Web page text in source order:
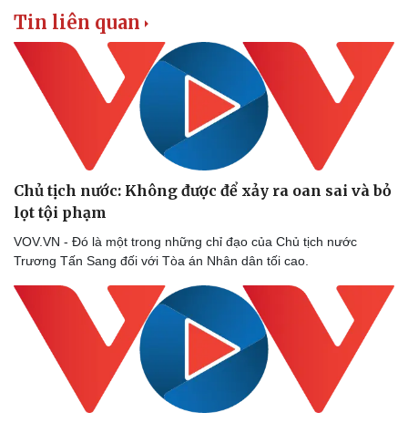
Tin liên quan
Chủ tịch nước: Không được để xảy ra oan sai và bỏ
lọt tội phạm
VOV.VN - Đó là một trong những chỉ đạo của Chủ tịch nước
Trương Tấn Sang đối với Tòa án Nhân dân tối cao.